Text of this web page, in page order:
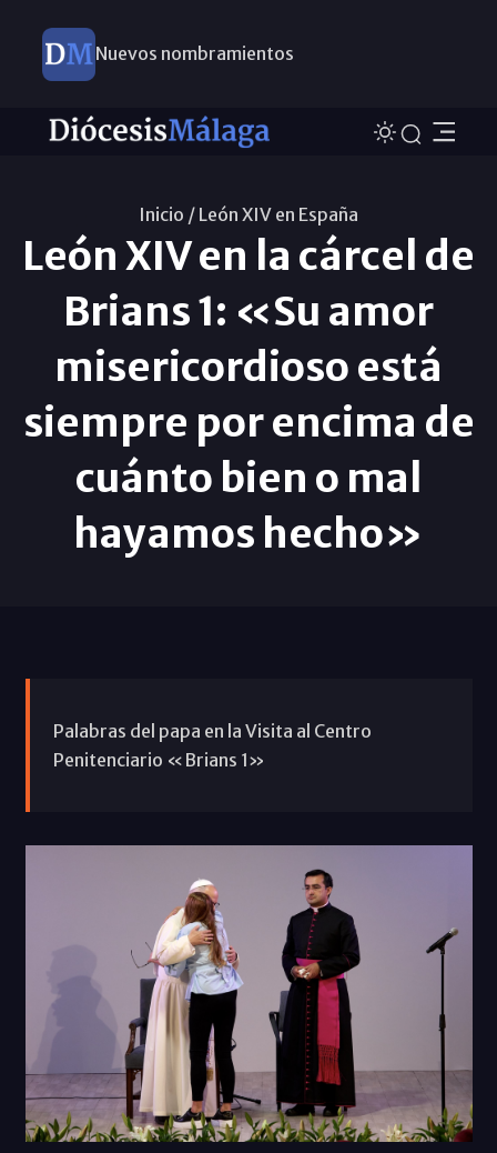
Nuevos nombramientos
Inicio / León XIV en España
León XIV en la cárcel de
Brians 1: «Su amor
misericordioso está
siempre por encima de
cuánto bien o mal
hayamos hecho»
Palabras del papa en la Visita al Centro
Penitenciario «Brians 1»